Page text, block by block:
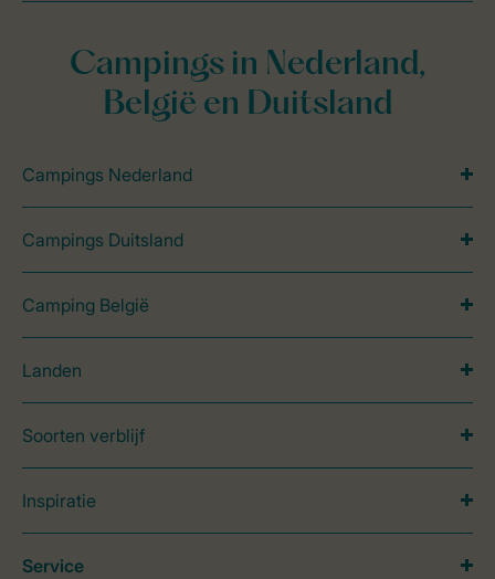
Campings in Nederland,
België en Duitsland
Campings Nederland
Campings Duitsland
Camping België
Landen
Soorten verblijf
Inspiratie
Service